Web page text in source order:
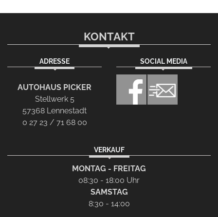
KONTAKT
ADRESSE
AUTOHAUS PICKER
Stellwerk 5
57368 Lennestadt
0 27 23 / 71 68 00
SOCIAL MEDIA
VERKAUF
MONTAG - FREITAG
08:30 - 18:00 Uhr
SAMSTAG
8:30 - 14:00